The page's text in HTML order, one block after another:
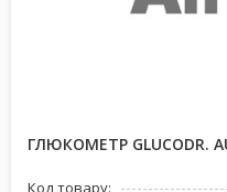
ГЛЮКОМЕТР GLUCODR.
Код товару: